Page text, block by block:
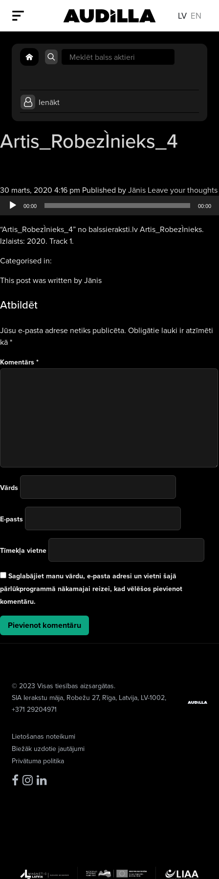
LV EN
Search
for:
Ienākt
Artis_RobezÌnieks_4
30 marts, 2020 4:16 pm Published byJānis Leave your thoughts
00:00 00:00
“Artis_RobezÌnieks_4” no balssieraksti.lv Artis_RobezÌnieks.
Izlaists: 2020. Track 1.
Categorised in:
This post was written by Jānis
Atbildēt
Jūsu e-pasta adrese netiks publicēta. Obligātie lauki ir atzīmēti
kā*
Komentārs*
Vārds
E-pasts
Tīmekļa vietne
Saglabājiet manu vārdu, e-pasta adresi un vietni šajā
pārlūkprogrammā nākamajai reizei, kad vēlēšos pievienot
komentāru.
Lietošanas noteikumi
Biežāk uzdotie jautājumi
Privātuma politika
© 2023 Visas tiesības aizsargātas.
SIA Ierakstu māja, Robežu 27, Rīga, Latvija, LV-1002,
+371 29204971